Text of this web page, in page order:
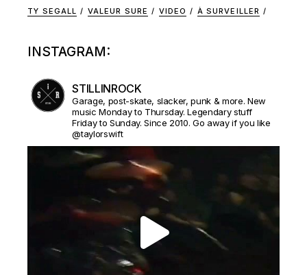
TY SEGALL
VALEUR SURE VIDEO À SURVEILLER
INSTAGRAM:
STILLINROCK
Garage, post-skate, slacker, punk & more. New
music Monday to Thursday. Legendary stuff
Friday to Sunday. Since 2010. Go away if you like
@taylorswift